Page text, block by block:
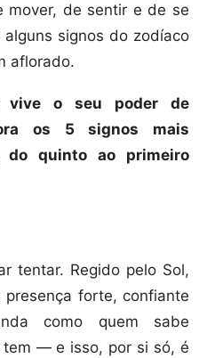
mover, de sentir e de se
signos do zodíaco
aflorado.
vive o seu poder de
os 5 signos mais
do quinto ao primeiro
tentar. Regido pelo Sol,
presença forte, confiante
como quem sabe
— e isso, por si só, é